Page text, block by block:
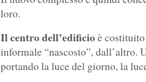
loro.
Il centro dell’edificioè
informale “nascosto”,
portando la luce del giorno, la